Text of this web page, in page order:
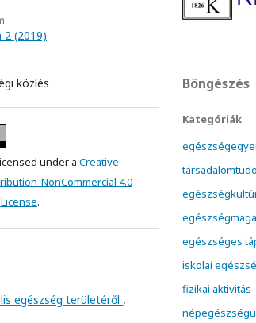
2 (2019)
közlés
under a Creative
NonCommercial 4.0
.
egészség területéről ,
Böngészés
Kategóriák
egészséges
iskolai
fizikai aktivitás